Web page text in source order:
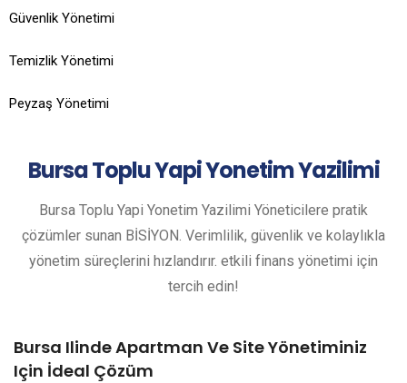
Güvenlik Yönetimi
Temizlik Yönetimi
Peyzaş Yönetimi
BursaToplu Yapi Yonetim Yazilimi
Bursa Toplu Yapi Yonetim Yazilimi Yöneticilere pratik
çözümler sunan BİSİYON. Verimlilik, güvenlik ve kolaylıkla
yönetim süreçlerini hızlandırır. etkili finans yönetimi için
tercih edin!
Bursa Ilinde Apartman Ve Site Yönetiminiz
Için İdeal Çözüm